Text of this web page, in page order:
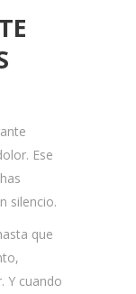
Ese
silencio.
que
Y cuando